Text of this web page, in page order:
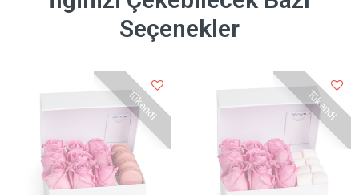
Seçenekler
Tükendi Tükendi